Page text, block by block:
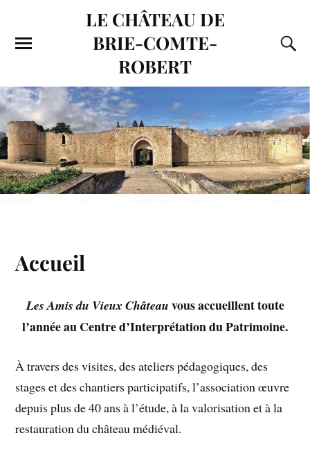
LE CHÂTEAU DE
BRIE-COMTE-
ROBERT
Accueil
Les Amis du Vieux Château vous accueillent toute
l’année au Centre d’Interprétation du Patrimoine.
À travers des visites, des ateliers pédagogiques, des
stages et des chantiers participatifs, l’association œuvre
depuis plus de 40 ans à l’étude, à la valorisation et à la
restauration du château médiéval.